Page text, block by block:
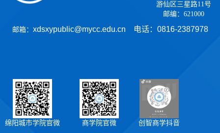
游仙区三星路11号
邮编：621000
邮箱： xdsxypublic@mycc.edu.cn 电话： 0816-2387978
绵阳城市学院官微 商学院官微 创智商学抖音